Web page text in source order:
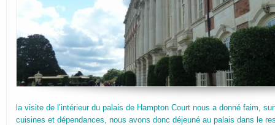
la visite de l’intérieur du palais de Hampton Court nous a donné faim,
cuisines et dépendances, nous avons donc déjeuné au palais dans le